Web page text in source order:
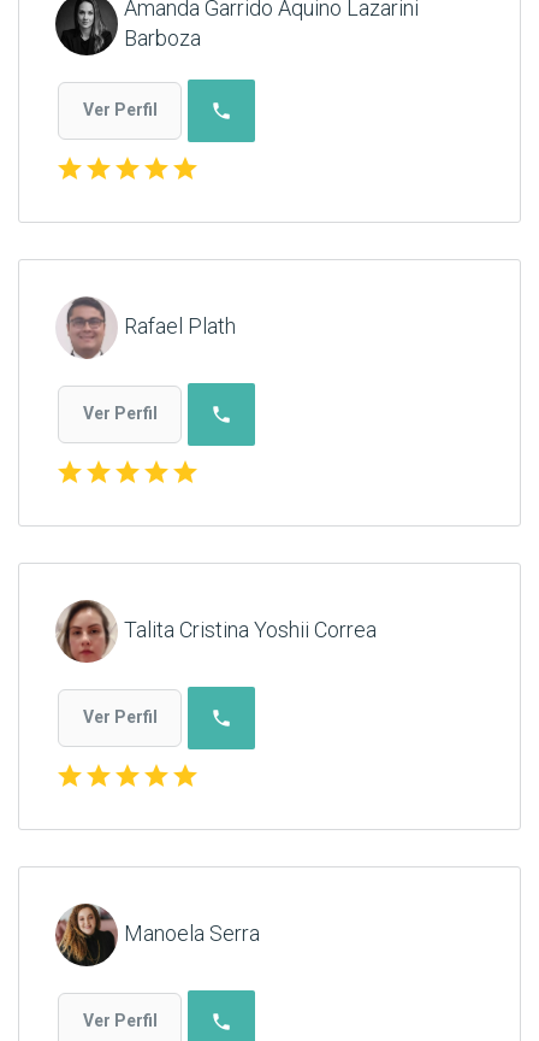
Amanda Garrido Aquino Lazarini
Barboza
Ver Perfil phone
starstarstarstarstar
Rafael Plath
Ver Perfil phone
starstarstarstarstar
Talita Cristina Yoshii Correa
Ver Perfil phone
starstarstarstarstar
Manoela Serra
Ver Perfil phone